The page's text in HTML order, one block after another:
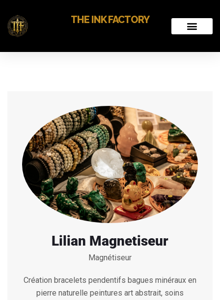
THE INK FACTORY
Lilian Magnetiseur
Magnétiseur
Création bracelets pendentifs bagues minéraux en
pierre naturelle peintures art abstrait, soins